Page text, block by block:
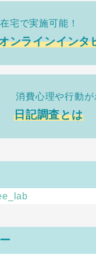
在宅で実施可能！
ンラインインタ
消費心理や行動が
日記調査とは